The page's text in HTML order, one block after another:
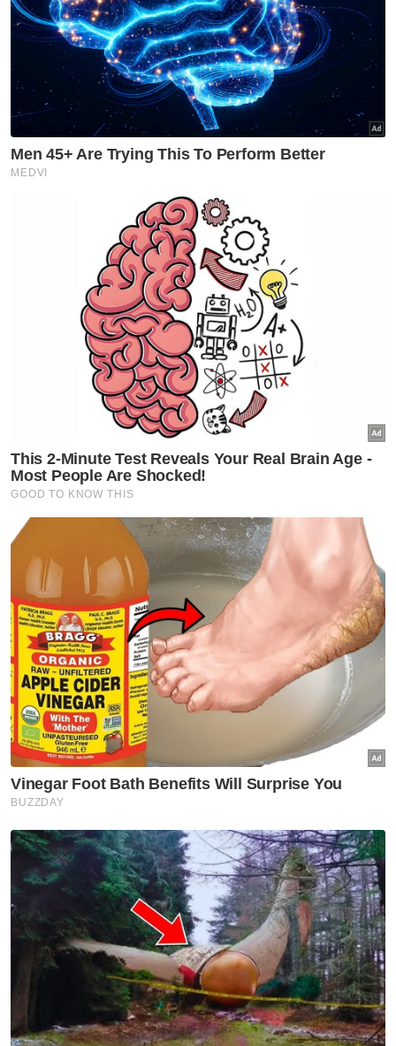
Produk
Sinar Islam Plus Edisi Halal
Sinar Islam Plus
Artikel Disyorkan
Edisi Halal
Syak berus bulu babi, apakah
perlu sertu tangan?
Edisi Halal
Kerajaan kurangkan
kebergantungan import
ramuan halal kritikal
Edisi Halal
Peluang PKS luaskan pasaran
Edisi Halal
Layani tetamu, tuai berkat
hospitaliti Islam